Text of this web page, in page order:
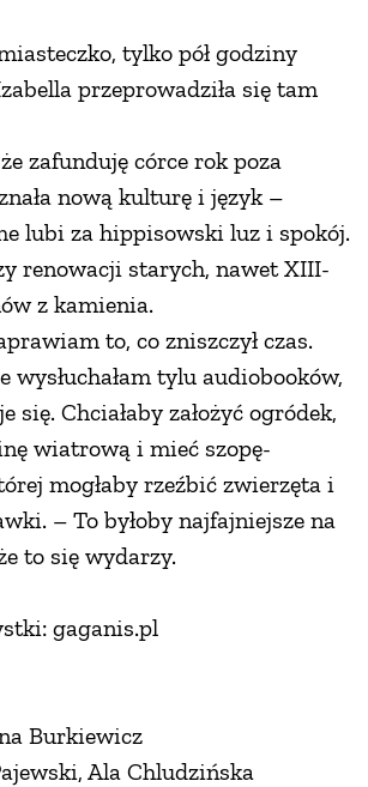
tylko pół godziny
przeprowadziła się tam
zafunduję córce rok poza
nową kulturę i język –
lubi za hippisowski luz i spokój.
renowacji starych, nawet XIII-
z kamienia.
to, co zniszczył czas.
wysłuchałam tylu audiobooków,
się. Chciałaby założyć ogródek,
wiatrową i mieć szopę-
mogłaby rzeźbić zwierzęta i
– To byłoby najfajniejsze na
to się wydarzy.
gaganis.pl
Burkiewicz
Ala Chludzińska